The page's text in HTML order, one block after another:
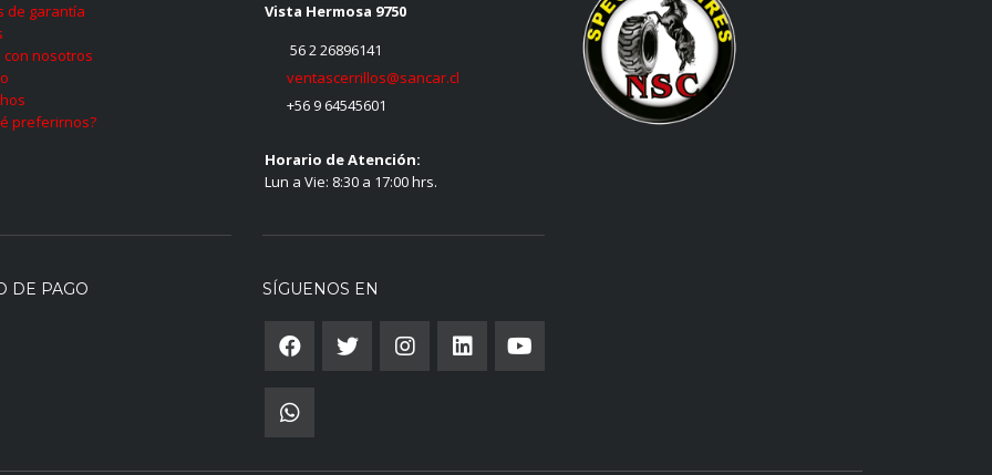
de garantía
con nosotros
preferirnos?
Vista Hermosa 9750
56 2 26896141
ventascerrillos@sancar.cl
+56 9 64545601
Horario de Atención:
Lun a Vie: 8:30 a 17:00 hrs.
DE PAGO SÍGUENOS EN